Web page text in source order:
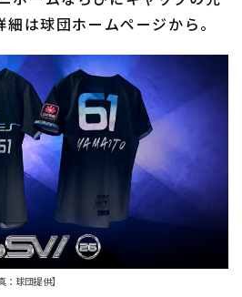
アルバイト募集 （別ウィンドウで開く
は球団ホームページから。
球団提供】